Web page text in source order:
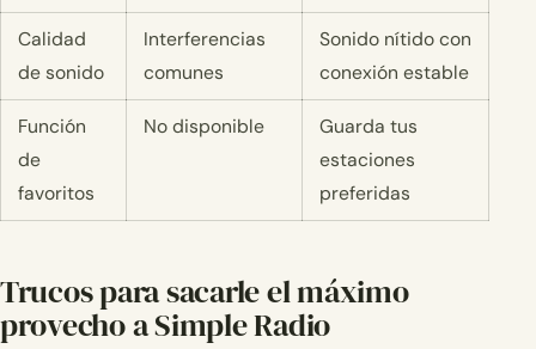
Calidad
de sonido
Interferencias
comunes
Sonido nítido con
conexión estable
Función
de
favoritos
No disponible
Guarda tus
estaciones
preferidas
Trucos para sacarle el máximo
provecho a Simple Radio